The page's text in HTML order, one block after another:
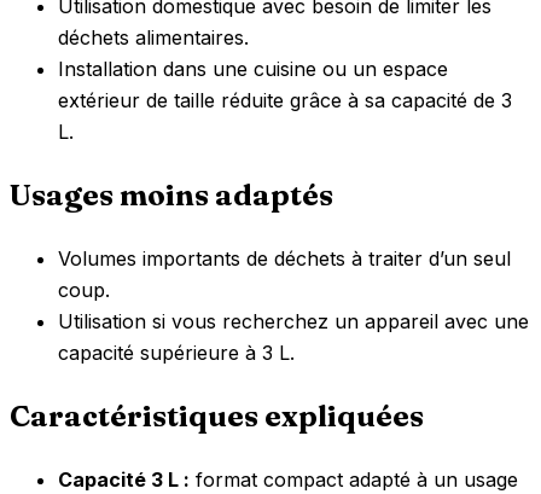
Utilisation domestique avec besoin de limiter les
déchets alimentaires.
Installation dans une cuisine ou un espace
extérieur de taille réduite grâce à sa capacité de 3
L.
Usages moins adaptés
Volumes importants de déchets à traiter d’un seul
coup.
Utilisation si vous recherchez un appareil avec une
capacité supérieure à 3 L.
Caractéristiques expliquées
Capacité 3 L : format compact adapté à un usage